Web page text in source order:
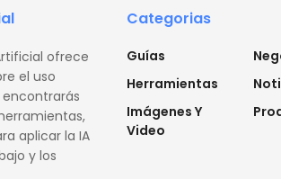
ofrece
el uso
encontrarás
aplicar la IA
y los
Categorias
Guías
Herramientas
Imágenes Y
Video